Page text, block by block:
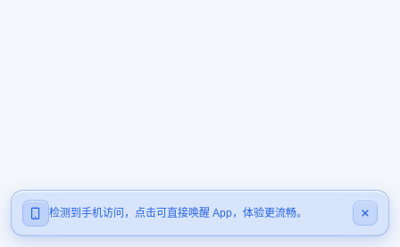
检测到手机访问，点击可直接唤醒 App，体验更流畅。